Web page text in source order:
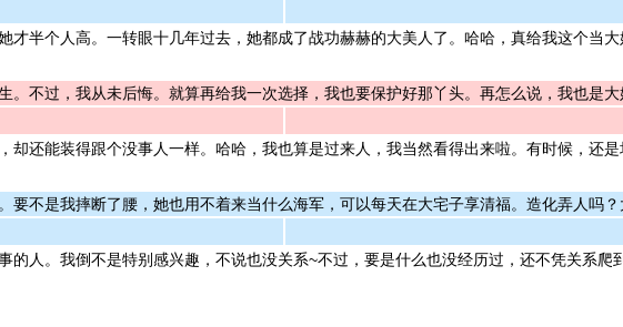
才半个人高。一转眼十几年过去，她都成了战功赫赫的大美人了。哈哈，真给我这个当
。不过，我从未后悔。就算再给我一次选择，我也要保护好那丫头。再怎么说，我也是大
却还能装得跟个没事人一样。哈哈，我也算是过来人，我当然看得出来啦。有时候，还是
要不是我摔断了腰，她也用不着来当什么海军，可以每天在大宅子享清福。造化弄人吗？
的人。我倒不是特别感兴趣，不说也没关系~不过，要是什么也没经历过，还不凭关系爬